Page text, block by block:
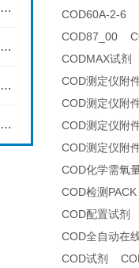
如何校准纯水电导率分析仪以确保其测量精度？
荧光法溶解氧分析仪在水产养殖中的应用
看看这篇文章，来了解一下氟离子浓度分析仪吧！
来看看，这是你想知道的水硬度在线分析仪吗？
COD60A-2-6
COD87_00
CODMAX试
COD测定仪附
COD测定仪附
COD测定仪附
COD测定仪附
COD化学需氧
COD检测
COD配置试剂
COD全自动在
COD试剂